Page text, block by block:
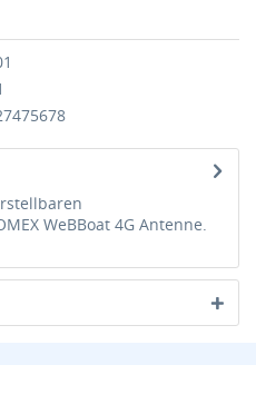
WeBBoat 4G Antenne.